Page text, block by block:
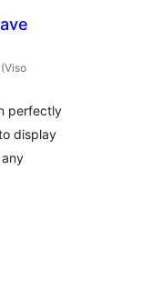
(Viso
perfectly
display